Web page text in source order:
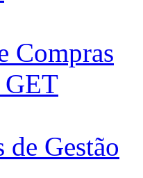
Compras
GET
Gestão